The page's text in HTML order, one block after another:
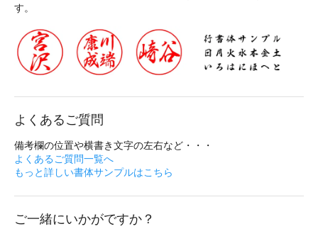
す。
よくあるご質問
備考欄の位置や横書き文字の左右など・・・
よくあるご質問一覧へ
もっと詳しい書体サンプルはこちら
ご一緒にいかがですか？